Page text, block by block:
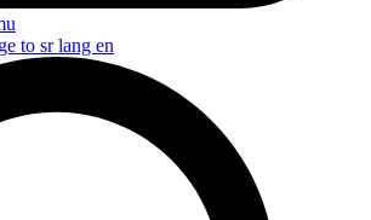
to sr lang en